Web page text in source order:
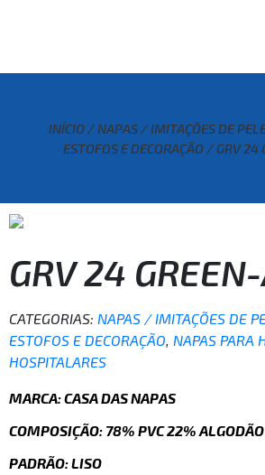
INÍCIO / NAPAS / IMITAÇÕES DE
ESTOFOS E DECORAÇÃO/ GRV 24
GRV 24
CATEGORIAS: NAPAS / IMITAÇÕES DE
ESTOFOS E DECORAÇÃO NAPAS PARA
HOSPITALARES
MARCA: CASA DAS NAPAS
COMPOSIÇÃO: 78% PVC 22% ALGODÃO
PADRÃO: LISO